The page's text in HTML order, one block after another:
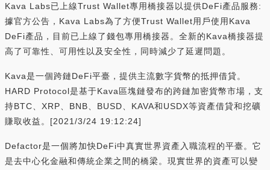
Kava Labs已上線Trust Wallet專用橋接器以提供DeFi產品服務:
據官方公告，Kava Labs為了方便Trust Wallet用戶使用Kava
DeFi產品，目前已上線了錢包專用橋接器。全新的Kava橋接器提
高了可靠性、可用性以及安全性，同時減少了延遲問題。
Kava是一個跨鏈DeFi平臺，提供主流數字貨幣的抵押借貸。
HARD Protocol是基于Kava區塊鏈發布的跨鏈加密貨幣市場，支
持BTC、XRP、BNB、BUSD、KAVA和USDX等資產借貸和挖礦
賺取收益。[2021/3/24 19:12:24]
Defactor是一個將加快DeFi中真實世界資產入職流程的平臺。它
是去中心化金融和傳統企業之間的橋梁。現實世界的資產可以變